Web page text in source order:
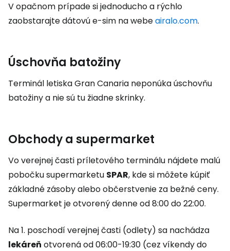
V opačnom prípade si jednoducho a rýchlo
zaobstarajte dátovú e-sim na webeairalo.com.
Úschovňa batožiny
Terminál letiska Gran Canaria neponúka úschovňu
batožiny a nie sú tu žiadne skrinky.
Obchody a supermarket
Vo verejnej časti príletového terminálu nájdete malú
pobočku supermarketu SPAR, kde si môžete kúpiť
základné zásoby alebo občerstvenie za bežné ceny.
Supermarket je otvorený denne od 8:00 do 22:00.
Na 1. poschodí verejnej časti (odlety) sa nachádza
lekáreň otvorená od 06:00-19:30 (cez víkendy do